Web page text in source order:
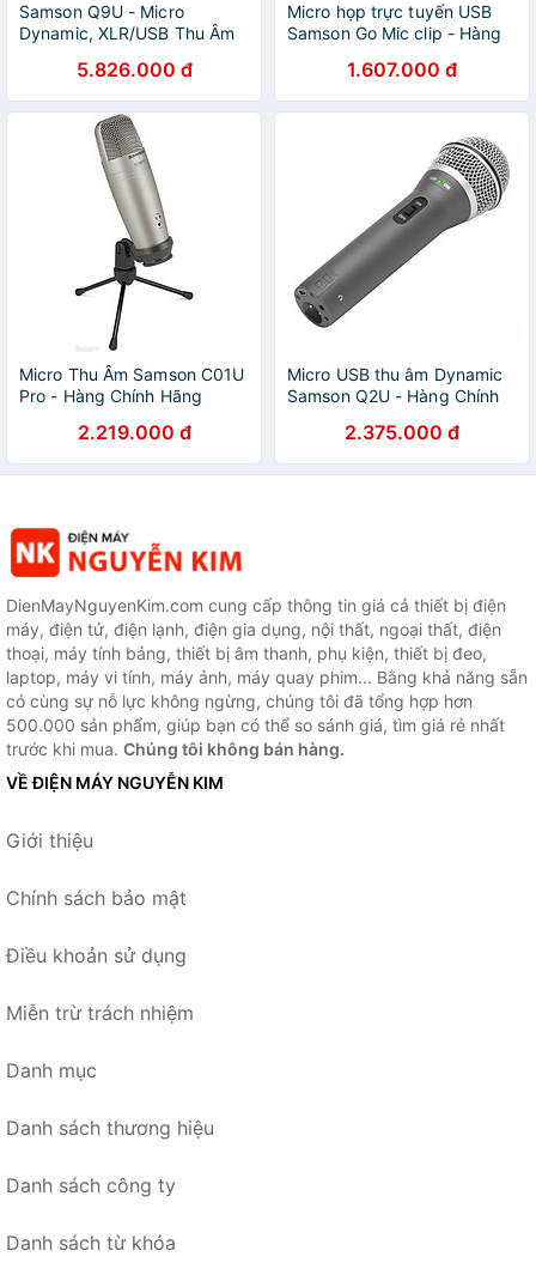
Samson Q9U - Micro
Dynamic, XLR/USB Thu Âm
Podcast, Livestream Và
Phòng Thu - Hàng Chính
Hãng
5.826.000 đ
Micro họp trực tuyến USB
Samson Go Mic clip - Hàng
1.607.000 đ
Micro Thu Âm Samson C01U
Pro - Hàng Chính Hãng
2.219.000 đ
Micro USB thu âm Dynamic
Samson Q2U - Hàng Chính
2.375.000 đ
DienMayNguyenKim.com cung cấp thông tin giá cả thiết bị điện
máy, điện tử, điện lạnh, điện gia dụng, nội thất, ngoại thất, điện
thoại, máy tính bảng, thiết bị âm thanh, phụ kiện, thiết bị đeo,
laptop, máy vi tính, máy ảnh, máy quay phim... Bằng khả năng sẵn
có cùng sự nỗ lực không ngừng, chúng tôi đã tổng hợp hơn
500.000 sản phẩm, giúp bạn có thể so sánh giá, tìm giá rẻ nhất
trước khi mua. Chúng tôi không bán hàng.
VỀ ĐIỆN MÁY NGUYỄN KIM
Giới thiệu
Chính sách bảo mật
Điều khoản sử dụng
Miễn trừ trách nhiệm
Danh mục
Danh sách thương hiệu
Danh sách công ty
Danh sách từ khóa